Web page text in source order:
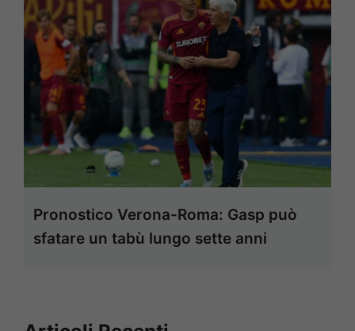
Pronostico Verona-Roma: Gasp può
sfatare un tabù lungo sette anni